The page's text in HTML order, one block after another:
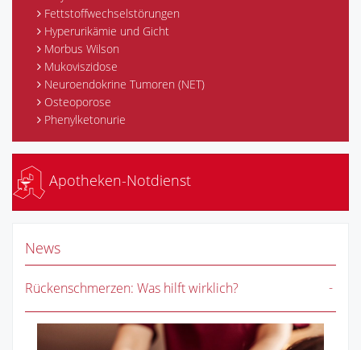
Fettstoffwechselstörungen
Hyperurikämie und Gicht
Morbus Wilson
Mukoviszidose
Neuroendokrine Tumoren (NET)
Osteoporose
Phenylketonurie
Apotheken-Notdienst
News
Rückenschmerzen: Was hilft wirklich?